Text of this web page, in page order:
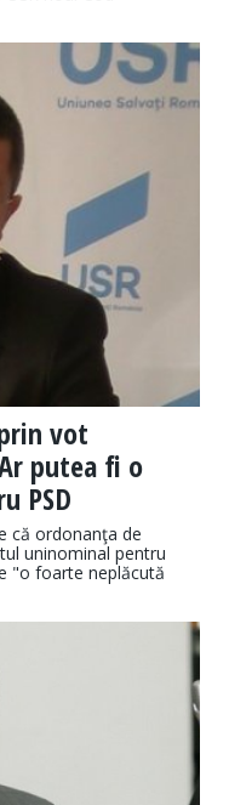
vot
putea fi o
PSD
că ordonanţa de
uninominal pentru
"o foarte neplăcută